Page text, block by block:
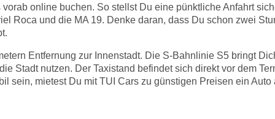
online buchen. So stellst Du eine pünktliche Anfahrt
Roca und die MA 19. Denke daran, dass Du schon zwei
Entfernung zur Innenstadt. Die S-Bahnlinie S5 bringt
Stadt nutzen. Der Taxistand befindet sich direkt vor dem
sein, mietest Du mit TUI Cars zu günstigen Preisen ein Auto